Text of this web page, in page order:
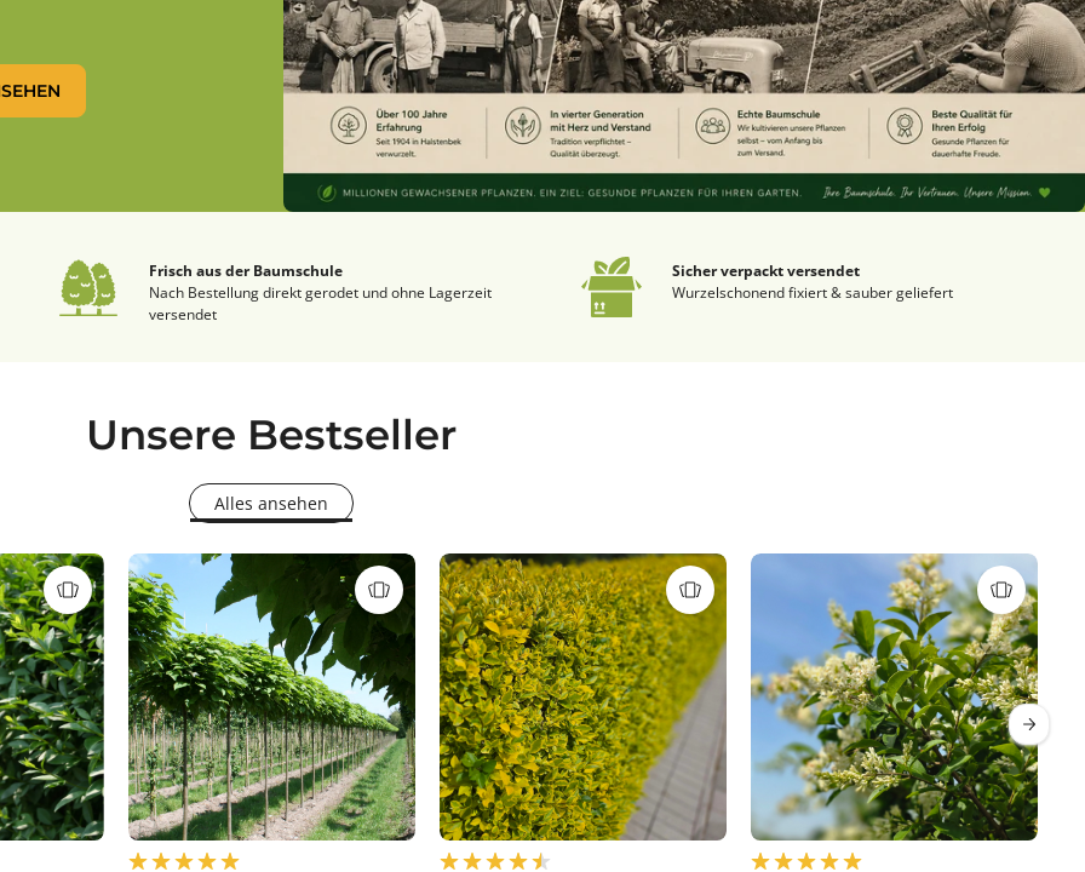
Frisch aus der Baumschule
Nach Bestellung direkt gerodet und ohne Lagerzeit
versendet
Sicher verpackt versendet
Wurzelschonend fixiert & sauber geliefert
Unsere Bestseller
Alles ansehen